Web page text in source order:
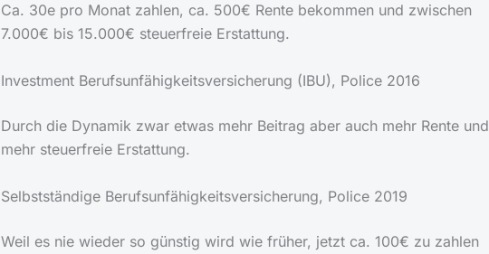
Ca. 30e pro Monat zahlen, ca. 500€ Rente bekommen und zwischen
7.000€ bis 15.000€ steuerfreie Erstattung.
Investment Berufsunfähigkeitsversicherung (IBU), Police 2016
Durch die Dynamik zwar etwas mehr Beitrag aber auch mehr Rente und
mehr steuerfreie Erstattung.
Selbstständige Berufsunfähigkeitsversicherung, Police 2019
Weil es nie wieder so günstig wird wie früher, jetzt ca. 100€ zu zahlen